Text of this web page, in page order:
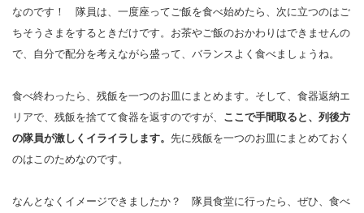
なのです！ 隊員は、一度座ってご飯を食べ始めたら、次に立つのはご
ちそうさまをするときだけです。お茶やご飯のおかわりはできませんの
で、自分で配分を考えながら盛って、バランスよく食べましょうね。
食べ終わったら、残飯を一つのお皿にまとめます。そして、食器返納エ
リアで、残飯を捨てて食器を返すのですが、 ここで手間取ると、列後方
の隊員が激しくイライラします。 先に残飯を一つのお皿にまとめておく
のはこのためなのです。
なんとなくイメージできましたか？ 隊員食堂に行ったら、ぜひ、食べ